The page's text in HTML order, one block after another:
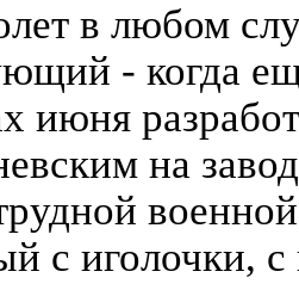
в любом
- когда
июня
на
с иголочки,